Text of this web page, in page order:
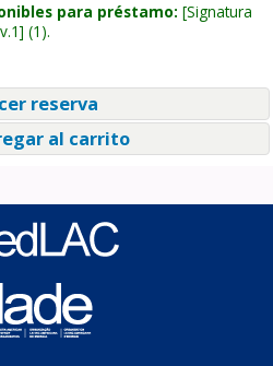
para préstamo: Signatura
(1).
reserva
al carrito